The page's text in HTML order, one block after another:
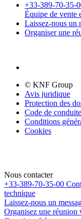
+33-389-70-35-
Équipe de vente
Laissez-nous un
Organiser une
© KNF Group
Avis juridique
Protection des
Code de conduite
Conditions
Cookies
Nous contacter
+33-389-70-35-00
technique
Laissez-nous un
Organisez une réunion